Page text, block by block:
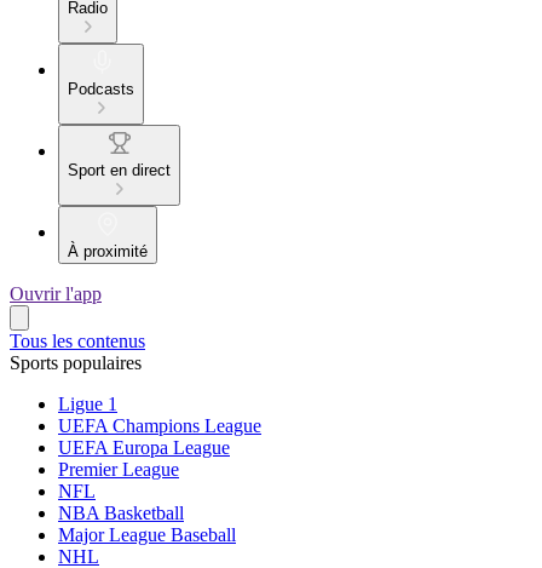
Radio
Podcasts
Sport en direct
À proximité
Ouvrir l'app
Tous les contenus
Sports populaires
Ligue 1
UEFA Champions League
UEFA Europa League
Premier League
NFL
NBA Basketball
Major League Baseball
NHL